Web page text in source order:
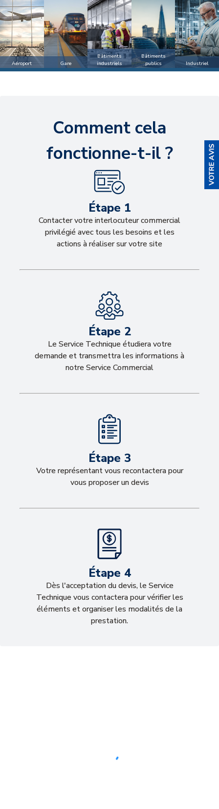
Aéroport Gare
Bâtiments
industriels
Bâtiments
publics
Industriel
Comment cela
fonctionne-t-il ?
Étape 1
Contacter votre interlocuteur commercial
privilégié avec tous les besoins et les
actions à réaliser sur votre site
Étape 2
Le Service Technique étudiera votre
demande et transmettra les informations à
notre Service Commercial
Étape 3
Votre représentant vous recontactera pour
vous proposer un devis
Étape 4
Dès l'acceptation du devis, le Service
Technique vous contactera pour vérifier les
éléments et organiser les modalités de la
prestation.